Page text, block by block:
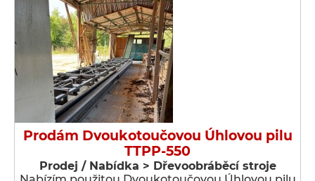
Prodám Dvoukotoučovou Úhlovou pilu
TTPP-550
Prodej / Nabídka > Dřevoobráběcí stroje